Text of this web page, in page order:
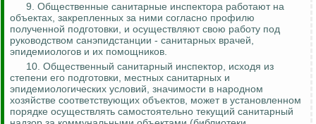
9. Общественные санитарные инспектора работают на
объектах, закрепленных за ними согласно профилю
полученной подготовки, и осуществляют свою работу под
руководством санэпидстанции - санитарных врачей,
эпидемиологов и их помощников.
10. Общественный санитарный инспектор, исходя из
степени его подготовки, местных санитарных и
эпидемиологических условий, значимости в народном
хозяйстве соответствующих объектов, может в установленном
порядке осуществлять самостоятельно текущий санитарный